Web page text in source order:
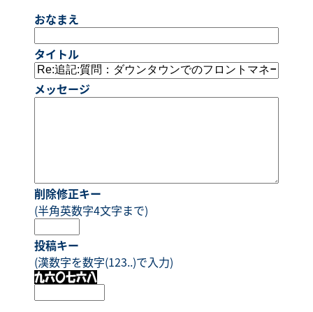
おなまえ
タイトル
メッセージ
削除修正キー
(半角英数字4文字まで)
投稿キー
(漢数字を数字(123..)で入力)